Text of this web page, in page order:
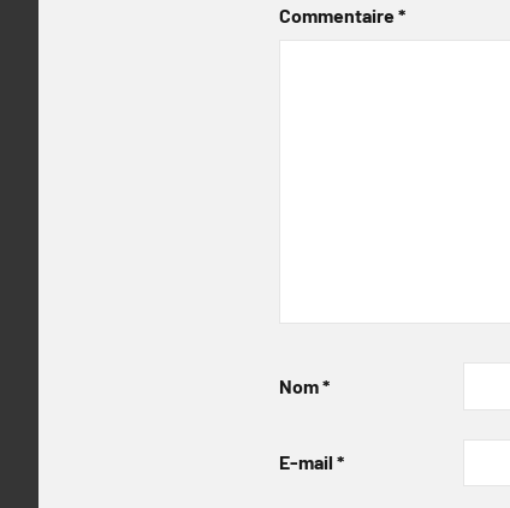
Commentaire*
Nom*
E-mail *